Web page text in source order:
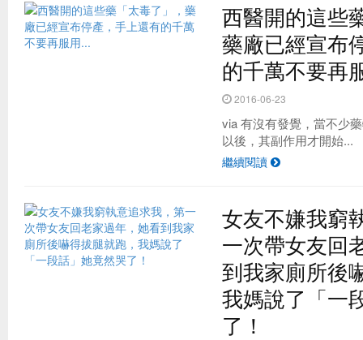
西醫開的這些
藥廠已經宣布
的千萬不要再
2016-06-23
via 有沒有發覺，當不少
以後，其副作用才開始...
繼續閱讀
女友不嫌我窮
一次帶女友回
到我家廁所後
我媽說了「一
了！